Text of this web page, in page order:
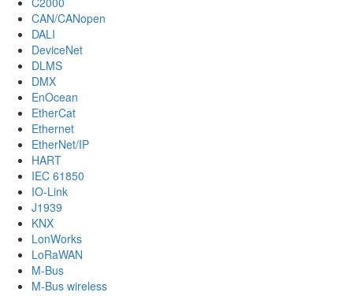
CAN/CANopen
DALI
DeviceNet
DLMS
DMX
EnOcean
EtherCat
Ethernet
EtherNet/IP
HART
IEC 61850
IO-Link
J1939
KNX
LonWorks
LoRaWAN
M-Bus
M-Bus wireless